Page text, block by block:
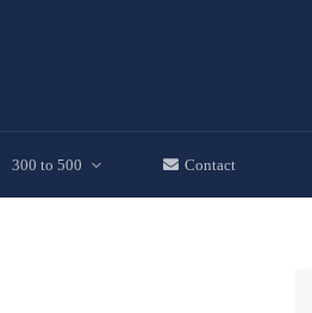
300 to 500 Contact